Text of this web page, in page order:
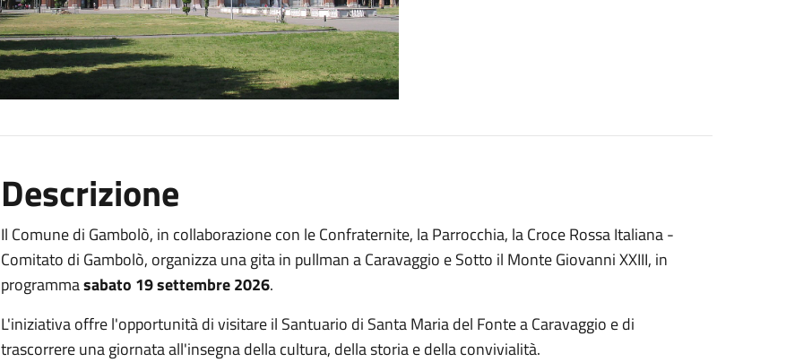
Descrizione
Il Comune di Gambolò, in collaborazione con le Confraternite, la Parrocchia, la Croce Rossa Italiana -
Comitato di Gambolò, organizza una gita in pullman a Caravaggio e Sotto il Monte Giovanni XXIII, in
programmasabato 19 settembre 2026.
L'iniziativa offre l'opportunità di visitare il Santuario di Santa Maria del Fonte a Caravaggio e di
trascorrere una giornata all'insegna della cultura, della storia e della convivialità.